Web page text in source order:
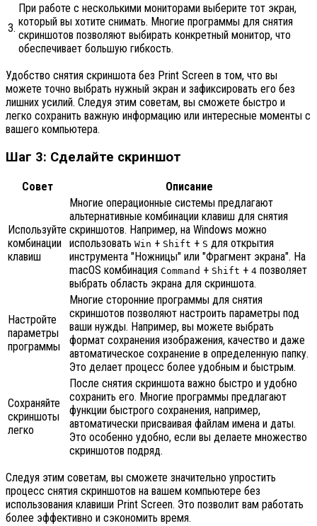
3.
При работе с несколькими мониторами выберите тот экран,
который вы хотите снимать. Многие программы для снятия
скриншотов позволяют выбирать конкретный монитор, что
обеспечивает большую гибкость.
Удобство снятия скриншота без Print Screen в том, что вы
можете точно выбрать нужный экран и зафиксировать его без
лишних усилий. Следуя этим советам, вы сможете быстро и
легко сохранить важную информацию или интересные моменты с
вашего компьютера.
Шаг 3: Сделайте скриншот
Совет Описание
Используйте
комбинации
клавиш
Многие операционные системы предлагают
альтернативные комбинации клавиш для снятия
скриншотов. Например, на Windows можно
использовать Win + Shift + S для открытия
инструмента "Ножницы" или "Фрагмент экрана". На
macOS комбинация Command + Shift + 4 позволяет
выбрать область экрана для скриншота.
Настройте
параметры
программы
Многие сторонние программы для снятия
скриншотов позволяют настроить параметры под
ваши нужды. Например, вы можете выбрать
формат сохранения изображения, качество и даже
автоматическое сохранение в определенную папку.
Это делает процесс более удобным и быстрым.
Сохраняйте
скриншоты
легко
После снятия скриншота важно быстро и удобно
сохранить его. Многие программы предлагают
функции быстрого сохранения, например,
автоматически присваивая файлам имена и даты.
Это особенно удобно, если вы делаете множество
скриншотов подряд.
Следуя этим советам, вы сможете значительно упростить
процесс снятия скриншотов на вашем компьютере без
использования клавиши Print Screen. Это позволит вам работать
более эффективно и сэкономить время.